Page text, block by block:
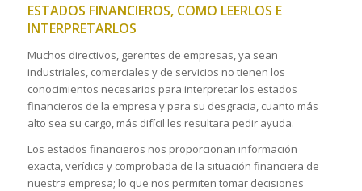
ESTADOS FINANCIEROS, COMO LEERLOS E
INTERPRETARLOS
Muchos directivos, gerentes de empresas, ya sean
industriales, comerciales y de servicios no tienen los
conocimientos necesarios para interpretar los estados
financieros de la empresa y para su desgracia, cuanto más
alto sea su cargo, más difícil les resultara pedir ayuda.
Los estados financieros nos proporcionan información
exacta, verídica y comprobada de la situación financiera de
nuestra empresa; lo que nos permiten tomar decisiones